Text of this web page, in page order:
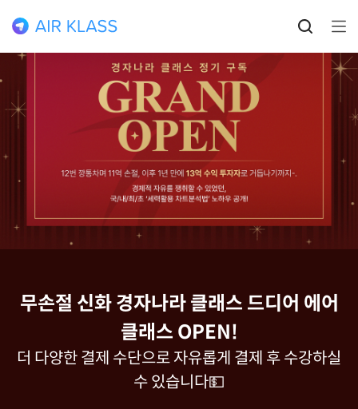
무손절 신화 경자나라 클래스 드디어 에어
클래스 OPEN!
더 다양한 결제 수단으로 자유롭게 결제 후 수강하실
수 있습니다💵